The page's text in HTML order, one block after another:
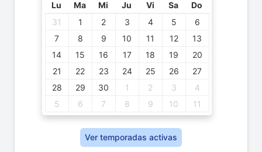
Lu Ma Mi Ju Vi Sa
Do
31
1 2 3 4 5
6
7
8 9 10 11 12
13
14
15 16 17 18 19
20
21
22 23 24 25 26
27
28
29 30 1 2 3
4
5
6 7 8 9 10 11
Ver temporadas activas